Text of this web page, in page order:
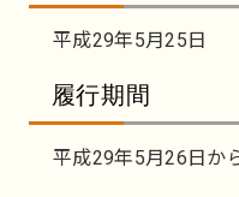
平成29年5月25日
履行期間
平成29年5月26日か